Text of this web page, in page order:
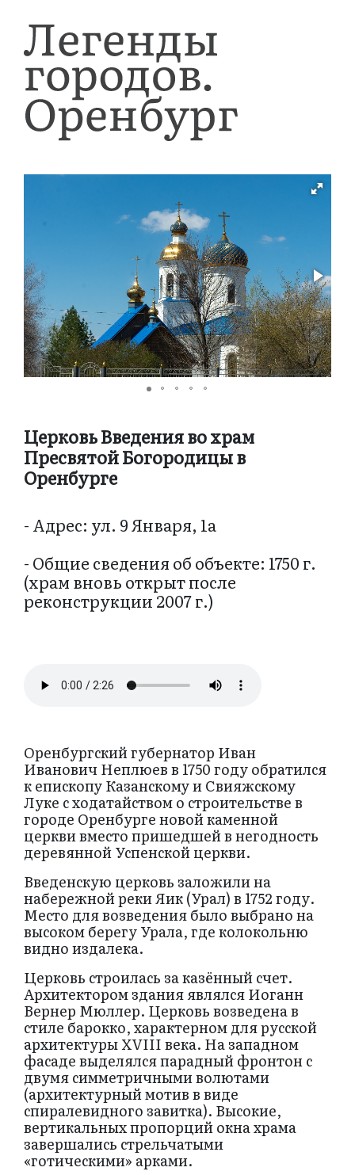
Церковь Введения во храм
Пресвятой Богородицы в
Оренбурге
- Адрес: ул. 9 Января, 1а
- Общие сведения об объекте: 1750 г.
(храм вновь открыт после
реконструкции 2007 г.)
Оренбургский губернатор Иван
Иванович Неплюев в 1750 году обратился
к епископу Казанскому и Свияжскому
Луке с ходатайством о строительстве в
городе Оренбурге новой каменной
церкви вместо пришедшей в негодность
деревянной Успенской церкви.
Введенскую церковь заложили на
набережной реки Яик (Урал) в 1752 году.
Место для возведения было выбрано на
высоком берегу Урала, где колокольню
видно издалека.
Церковь строилась за казённый счет.
Архитектором здания являлся Иоганн
Вернер Мюллер. Церковь возведена в
стиле барокко, характерном для русской
архитектуры ХVIII века. На западном
фасаде выделялся парадный фронтон с
двумя симметричными волютами
(архитектурный мотив в виде
спиралевидного завитка). Высокие,
вертикальных пропорций окна храма
завершались стрельчатыми
«готическими» арками.